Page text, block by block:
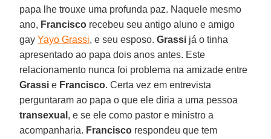
papa lhe trouxe uma profunda paz. Naquele mesmo
ano, Francisco recebeu seu antigo aluno e amigo
gayYayo Grassi, e seu esposo.Grassi já o tinha
apresentado ao papa dois anos antes. Este
relacionamento nunca foi problema na amizade entre
Grassie Francisco. Certa vez em entrevista
perguntaram ao papa o que ele diria a uma pessoa
transexual , e se ele como pastor e ministro a
acompanharia. Francisco respondeu que tem